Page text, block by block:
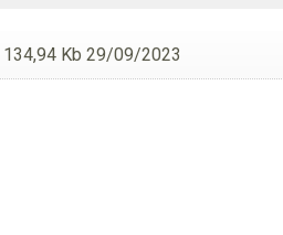
134,94 Kb 29/09/2023